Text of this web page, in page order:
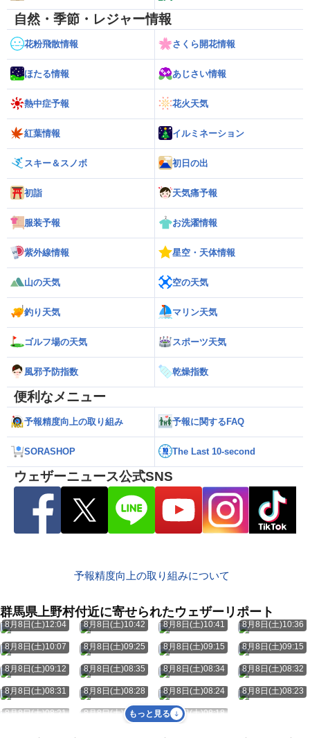
自然・季節・レジャー情報
花粉飛散情報 さくら開花情報
ほたる情報 あじさい情報
熱中症予報 花火天気
紅葉情報 イルミネーション
スキー＆スノボ 初日の出
初詣 天気痛予報
服装予報 お洗濯情報
紫外線情報 星空・天体情報
山の天気 空の天気
釣り天気 マリン天気
ゴルフ場の天気 スポーツ天気
風邪予防指数 乾燥指数
便利なメニュー
予報精度向上の取り組み 予報に関するFAQ
SORASHOP The Last 10-second
ウェザーニュース公式SNS
予報精度向上の取り組みについて
群馬県上野村付近に寄せられたウェザーリポート
8月8日(土)12:04 8月8日(土)10:42 8月8日(土)10:41 8月8日(土)10:36
8月8日(土)10:07 8月8日(土)09:25 8月8日(土)09:15 8月8日(土)09:15
8月8日(土)09:12 8月8日(土)08:35 8月8日(土)08:34 8月8日(土)08:32
8月8日(土)08:31 8月8日(土)08:28 8月8日(土)08:24 8月8日(土)08:23
8月8日(土)08:21 8月8日(土)08:20 8月8日(土)08:18
もっと見る